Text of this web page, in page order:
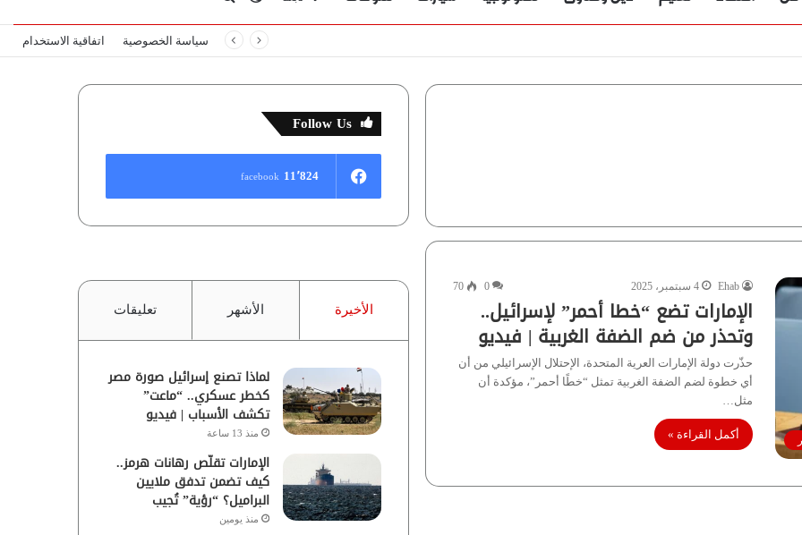
عنالمظلم
سياسة الخصوصية اتفاقية الاستخدام
Ehab 4 سبتمبر، 2025 0
70
الإمارات تضع “خطا أحمر” لإسرائيل..
وتحذر من ضم الضفة الغربية | فيديو
حذّرت دولة الإمارات العرية المتحدة، الإحتلال الإسرائيلي من أن
أي خطوة لضم الضفة الغربية تمثل “خطًا أحمر”، مؤكدة أن
مثل…
أكمل القراءة »
Follow Us
11٬824 facebook
الأخيرة الأشهر تعليقات
لماذا تصنع إسرائيل صورة مصر
كخطر عسكري.. “ماعت”
تكشف الأسباب | فيديو
منذ 13 ساعة
الإمارات تقلّص رهانات هرمز..
كيف تضمن تدفق ملايين
البراميل؟ “رؤية” تُجيب
منذ يومين